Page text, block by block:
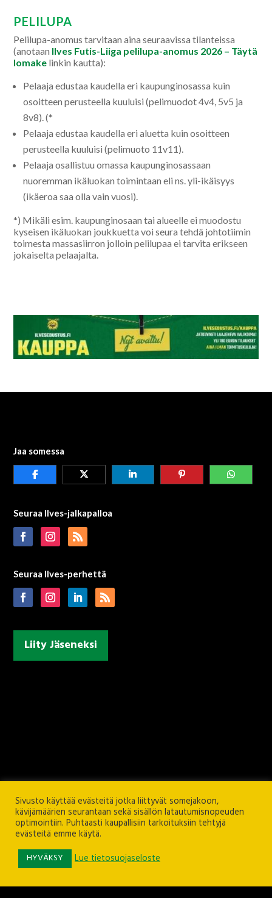
PELILUPA
Pelilupa-anomus tarvitaan aina seuraavissa tilanteissa
(anotaan Ilves Futis-Liiga pelilupa-anomus 2026 – Täytä
lomake linkin kautta):
Pelaaja edustaa kaudella eri kaupunginosassa kuin
osoitteen perusteella kuuluisi (pelimuodot 4v4, 5v5 ja
8v8). (*
Pelaaja edustaa kaudella eri aluetta kuin osoitteen
perusteella kuuluisi (pelimuoto 11v11).
Pelaaja osallistuu omassa kaupunginosassaan
nuoremman ikäluokan toimintaan eli ns. yli-ikäisyys
(ikäeroa saa olla vain vuosi).
*) Mikäli esim. kaupunginosaan tai alueelle ei muodostu
kyseisen ikäluokan joukkuetta voi seura tehdä johtotiimin
toimesta massasiirron jolloin pelilupaa ei tarvita erikseen
jokaiselta pelaajalta.
Jaa somessa
Seuraa Ilves-jalkapalloa
Seuraa Ilves-perhettä
Liity Jäseneksi
Rieväkatu 12, 33540 TAMPERE
Sivusto käyttää evästeitä jotka liittyvät somejakoon,
kävijämäärien seurantaan sekä sisällön latautumisnopeuden
optimointiin. Puhtaasti kaupallisiin tarkoituksiin tehtyjä
evästeitä emme käytä.
HYVÄKSY
Lue tietosuojaseloste